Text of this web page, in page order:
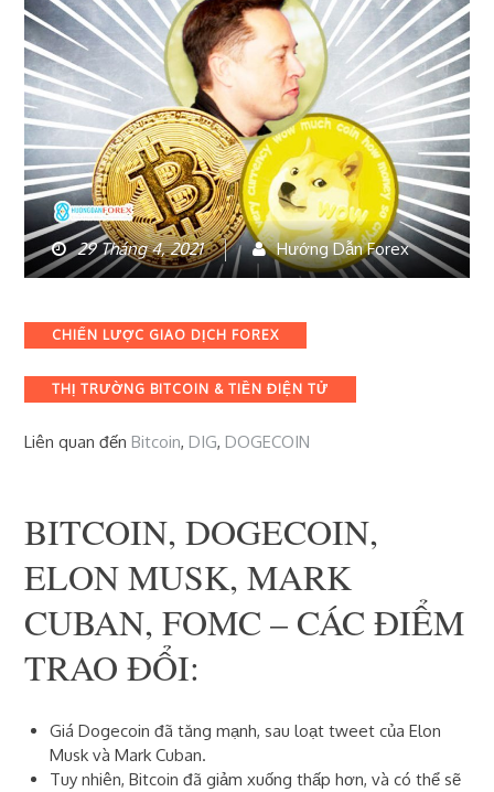
29 Tháng 4, 2021 Hướng Dẫn Forex
Categories
CHIẾN LƯỢC GIAO DỊCH FOREX
THỊ TRƯỜNG BITCOIN & TIỀN ĐIỆN TỬ
Liên quan đếnBitcoin,DIG,DOGECOIN
BITCOIN, DOGECOIN,
ELON MUSK, MARK
CUBAN, FOMC – CÁC ĐIỂM
TRAO ĐỔI:
Giá Dogecoin đã tăng mạnh, sau loạt tweet của Elon
Musk và Mark Cuban.
Tuy nhiên, Bitcoin đã giảm xuống thấp hơn, và có thể sẽ